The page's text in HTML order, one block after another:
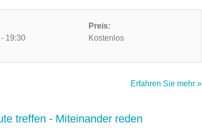
19:30
Preis:
Kostenlos
Erfahren Sie mehr »
treffen - Miteinander reden